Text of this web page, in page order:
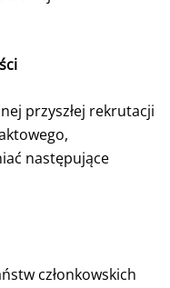
przyszłej rekrutacji
następujące
członkowskich